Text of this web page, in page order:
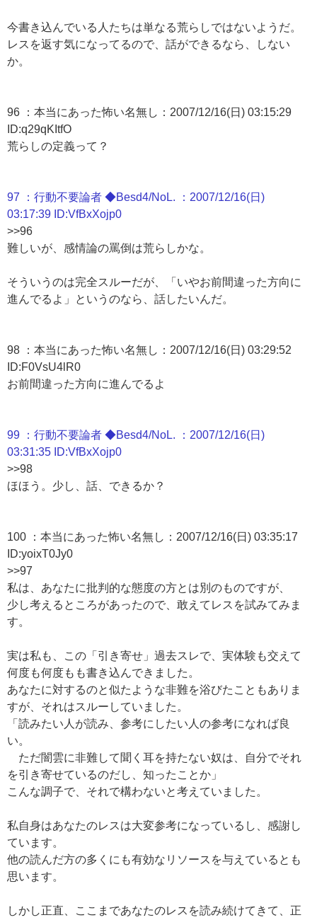
今書き込んでいる人たちは単なる荒らしではないようだ。
レスを返す気になってるので、話ができるなら、しない
か。
96 ：本当にあった怖い名無し：2007/12/16(日) 03:15:29
ID:q29qKItfO
荒らしの定義って？
97 ：行動不要論者 ◆Besd4/NoL. ：2007/12/16(日)
03:17:39 ID:VfBxXojp0
>>96
難しいが、感情論の罵倒は荒らしかな。
そういうのは完全スルーだが、「いやお前間違った方向に
進んでるよ」というのなら、話したいんだ。
98 ：本当にあった怖い名無し：2007/12/16(日) 03:29:52
ID:F0VsU4lR0
お前間違った方向に進んでるよ
99 ：行動不要論者 ◆Besd4/NoL. ：2007/12/16(日)
03:31:35 ID:VfBxXojp0
>>98
ほほう。少し、話、できるか？
100 ：本当にあった怖い名無し：2007/12/16(日) 03:35:17
ID:yoixT0Jy0
>>97
私は、あなたに批判的な態度の方とは別のものですが、
少し考えるところがあったので、敢えてレスを試みてみま
す。
実は私も、この「引き寄せ」過去スレで、実体験も交えて
何度も何度もも書き込んできました。
あなたに対するのと似たような非難を浴びたこともありま
すが、それはスルーしていました。
「読みたい人が読み、参考にしたい人の参考になれば良
い。
ただ闇雲に非難して聞く耳を持たない奴は、自分でそれ
を引き寄せているのだし、知ったことか」
こんな調子で、それで構わないと考えていました。
私自身はあなたのレスは大変参考になっているし、感謝し
ています。
他の読んだ方の多くにも有効なリソースを与えているとも
思います。
しかし正直、ここまであなたのレスを読み続けてきて、正